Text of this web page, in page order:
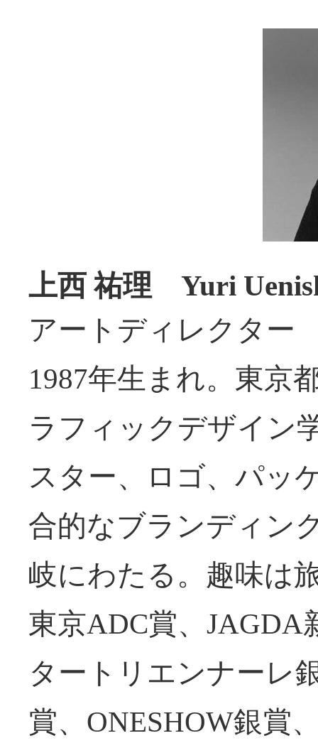
上西 祐理 Yuri
アートディレクター
1987年生まれ。東京
ラフィックデザイン
スター、ロゴ、パッ
合的なブランディン
岐にわたる。趣味は
東京ADC賞、JAGDA
タートリエンナーレ
賞、ONESHOW銀賞